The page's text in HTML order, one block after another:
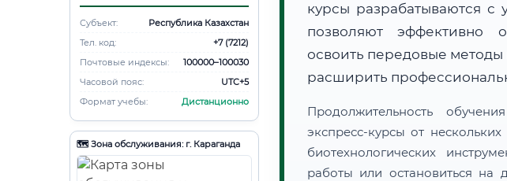
Субъект:
Республика Казахстан
Тел. код:
+7 (7212)
Почтовые индексы:
100000–100030
Часовой пояс:
UTC+5
Формат учебы:
Дистанционно
🗺️ Зона обслуживания: г. Караганда
курсы разрабатываются с
позволяют эффективно
освоить передовые методы
расширить
Продолжительность
экспресс-курсы от
биотехнологических
работы или остановиться на